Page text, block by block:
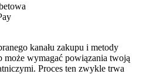
kanału zakupu i metody
może wymagać powiązania twoją
Proces ten zwykle trwa